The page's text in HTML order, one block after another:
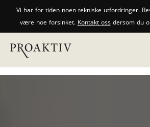
Vi har for tiden noen tekniske utfordringer.
være noe forsinket. Kontakt ossdersom du